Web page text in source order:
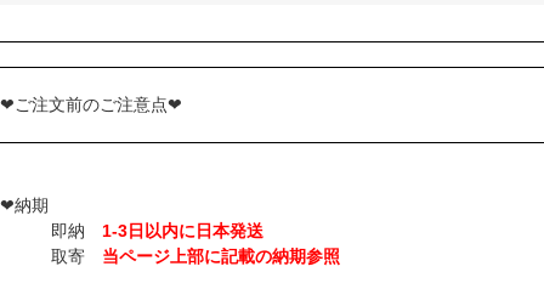
❤ご注文前のご注意点❤
❤納期
即納 1-3日以内に日本発送
取寄 当ページ上部に記載の納期参照